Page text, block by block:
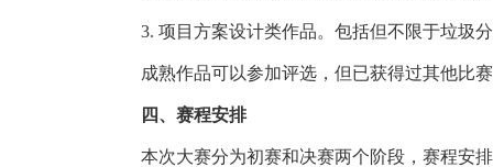
3. 项目方案设计类作品。包括但不限于垃圾
成熟作品可以参加评选，但已获得过其他比
四、赛程安排
本次大赛分为初赛和决赛两个阶段，赛程安